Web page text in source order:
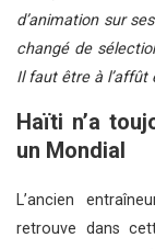
d’animation sur
changé de
Il faut être à l’affût
Haïti n’a
un Mondial
L’ancien
retrouve dans